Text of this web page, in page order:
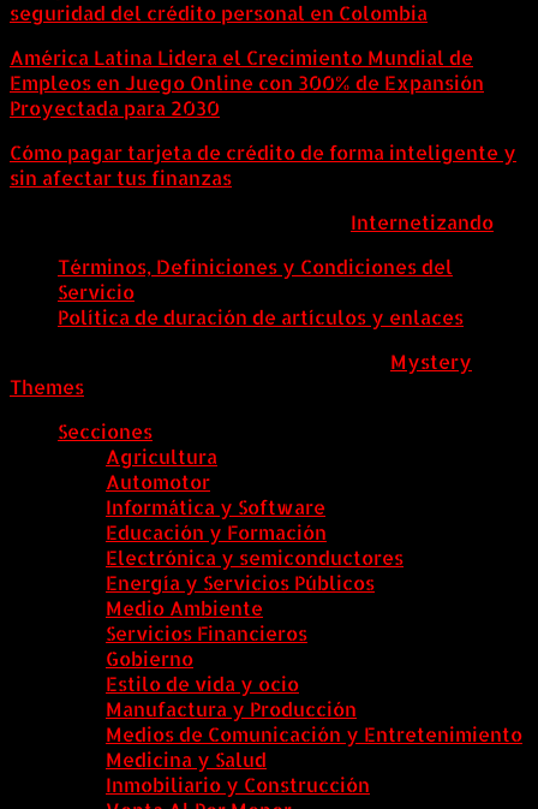
seguridad del crédito personal en Colombia
América Latina Lidera el Crecimiento Mundial de
Empleos en Juego Online con 300% de Expansión
Proyectada para 2030
Cómo pagar tarjeta de crédito de forma inteligente y
sin afectar tus finanzas
Internetizando
Términos, Definiciones y Condiciones del
Servicio
Política de duración de artículos y enlaces
Mystery
Themes
Secciones
Agricultura
Automotor
Informática y Software
Educación y Formación
Electrónica y semiconductores
Energía y Servicios Públicos
Medio Ambiente
Servicios Financieros
Gobierno
Estilo de vida y ocio
Manufactura y Producción
Medios de Comunicación y Entretenimiento
Medicina y Salud
Inmobiliario y Construcción